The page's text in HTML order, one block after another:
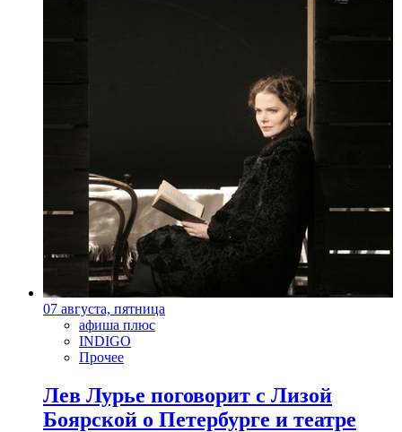
07 августа, пятница
афиша плюс
INDIGO
Прочее
Лев Лурье поговорит с Лизой
Боярской о Петербурге и театре